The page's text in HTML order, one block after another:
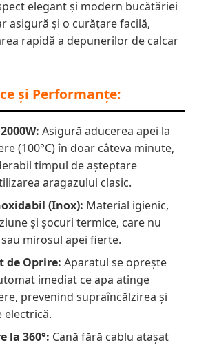
elegant și modern bucătăriei
asigură și o curățare facilă,
rapidă a depunerilor de calcar
și Performanțe:
Asigură aducerea apei la
(100°C) în doar câteva minute,
timpul de așteptare
aragazului clasic.
(Inox): Material igienic,
și șocuri termice, care nu
mirosul apei fierte.
de Oprire: Aparatul se oprește
imediat ce apa atinge
prevenind supraîncălzirea și
electrică.
la 360°: Cană fără cablu atașat